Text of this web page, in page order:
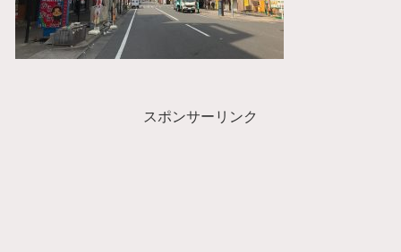
スポンサーリンク